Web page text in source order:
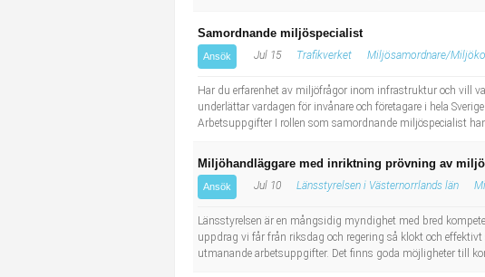
Samordnande miljöspecialist
Ansök Jul 15 Trafikverket Miljösamordnare/
Har du erfarenhet av miljöfrågor inom infrastruktur och vill
underlättar vardagen för invånare och företagare i hela
Arbetsuppgifter I rollen som samordnande miljöspecialist
Miljöhandläggare med inriktning prövning av
Ansök Jul 10 Länsstyrelsen i Västernorrlands län
Länsstyrelsen är en mångsidig myndighet med bred
uppdrag vi får från riksdag och regering så klokt och
utmanande arbetsuppgifter. Det finns goda möjligheter till